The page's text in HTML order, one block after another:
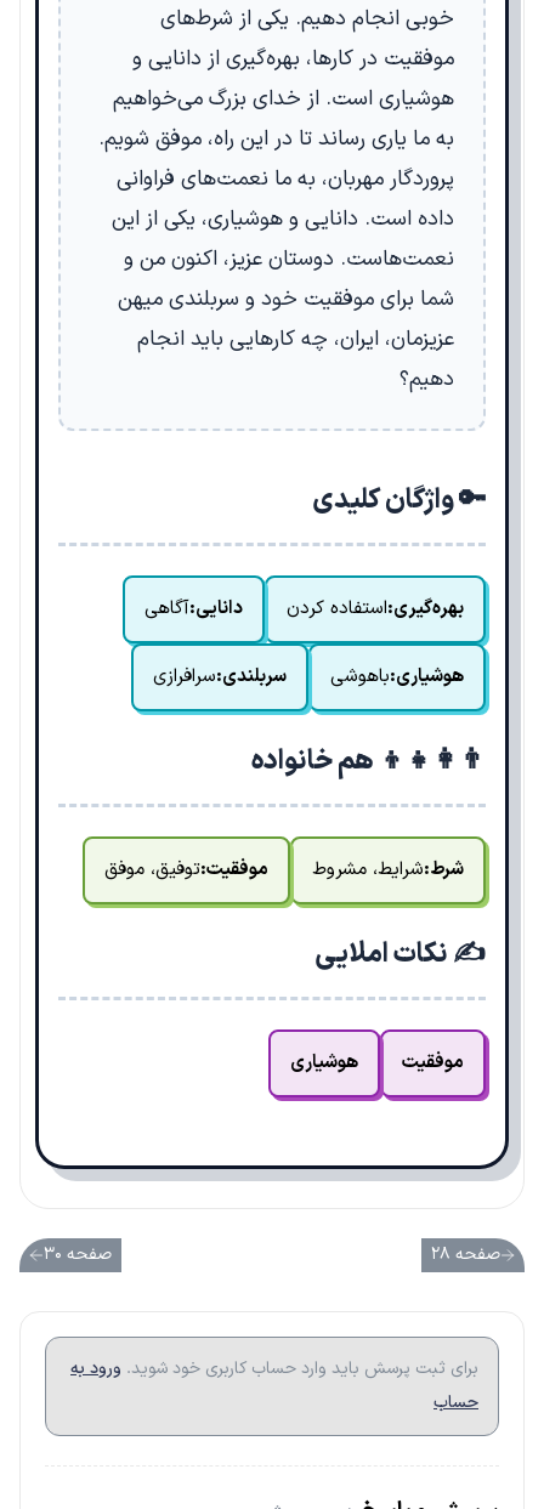
خوبی انجام دهیم. یکی از شرط‌های
موفقیت در کارها، بهره‌گیری از دانایی و
هوشیاری است. از خدای بزرگ می‌خواهیم
به ما یاری رساند تا در این راه، موفق شویم.
پروردگار مهربان، به ما نعمت‌های فراوانی
داده است. دانایی و هوشیاری، یکی از این
نعمت‌هاست. دوستان عزیز، اکنون من و
شما برای موفقیت خود و سربلندی میهن
عزیزمان، ایران، چه کارهایی باید انجام
دهیم؟
🔑 واژگان کلیدی
بهره‌گیری:استفاده کردن دانایی:آگاهی
هوشیاری:باهوشی سربلندی:سرافرازی
👨‍👩‍👧‍👦 هم خانواده
شرط:شرایط، مشروط موفقیت:توفیق، موفق
✍️ نکات املایی
موفقیت هوشیاری
صفحه ۲۸ صفحه ۳۰
برای ثبت پرسش باید وارد حساب کاربری خود شوید. ورود به
حساب